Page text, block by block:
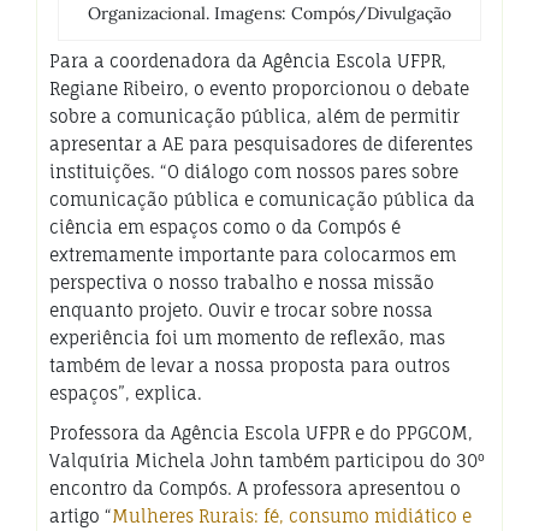
Organizacional. Imagens: Compós/Divulgação
Para a coordenadora da Agência Escola UFPR,
Regiane Ribeiro, o evento proporcionou o debate
sobre a comunicação pública, além de permitir
apresentar a AE para pesquisadores de diferentes
instituições. “O diálogo com nossos pares sobre
comunicação pública e comunicação pública da
ciência em espaços como o da Compós é
extremamente importante para colocarmos em
perspectiva o nosso trabalho e nossa missão
enquanto projeto. Ouvir e trocar sobre nossa
experiência foi um momento de reflexão, mas
também de levar a nossa proposta para outros
espaços”, explica.
Professora da Agência Escola UFPR e do PPGCOM,
Valquíria Michela John também participou do 30º
encontro da Compós. A professora apresentou o
artigo “Mulheres Rurais: fé, consumo midiático e